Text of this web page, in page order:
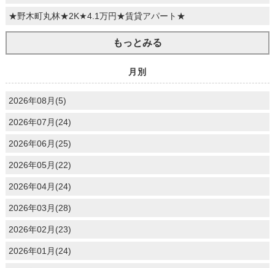
★野木町丸林★2K★4.1万円★賃貸アパート★
もっとみる
月別
2026年08月(5)
2026年07月(24)
2026年06月(25)
2026年05月(22)
2026年04月(24)
2026年03月(28)
2026年02月(23)
2026年01月(24)